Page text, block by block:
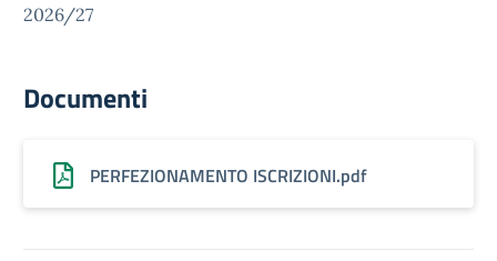
2026/27
Documenti
PERFEZIONAMENTO ISCRIZIONI.pdf